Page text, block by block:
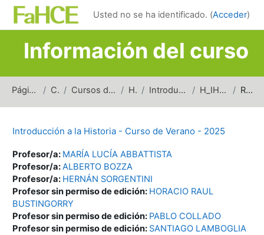
Salta al contenido principal
Usted no se ha identificado. (Acceder)
Información del curso
Página Principal Cursos Cursos de carreras de grado Historia Introducción a la Historia H_IH_Verano_2025 Resumen
Introducción a la Historia - Curso de Verano - 2025
Profesor/a: MARÍA LUCÍA ABBATTISTA
Profesor/a:ALBERTO BOZZA
Profesor/a: HERNÁN SORGENTINI
Profesor sin permiso de edición: HORACIO RAUL
BUSTINGORRY
Profesor sin permiso de edición: PABLO COLLADO
Profesor sin permiso de edición: SANTIAGO LAMBOGLIA